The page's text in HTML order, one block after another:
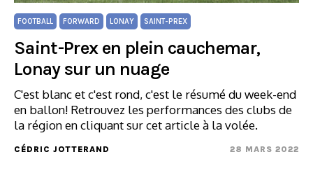
FOOTBALL FORWARD LONAY SAINT-PREX
Saint-Prex en plein cauchemar,
Lonay sur un nuage
C'est blanc et c'est rond, c'est le résumé du week-end
en ballon! Retrouvez les performances des clubs de
la région en cliquant sur cet article à la volée.
CÉDRIC JOTTERAND 28 MARS 2022